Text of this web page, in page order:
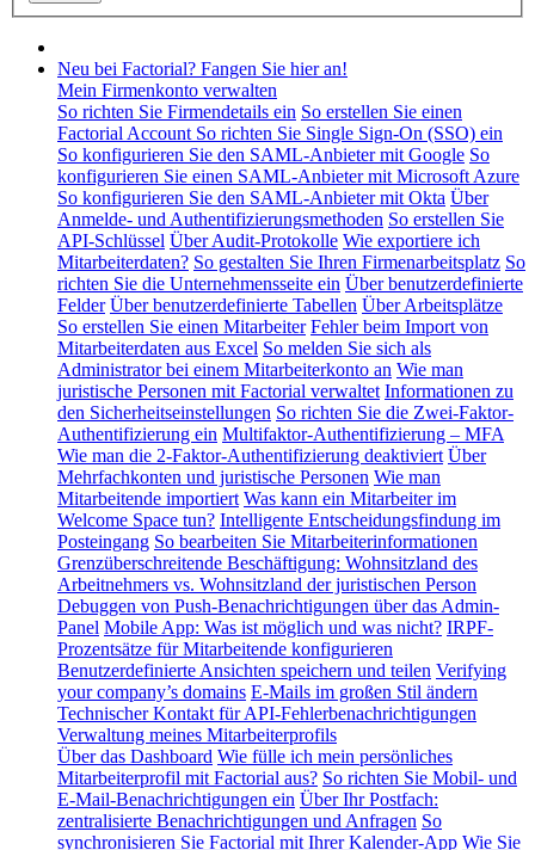
Neu bei Factorial? Fangen Sie hier an!
Mein Firmenkonto verwalten
So richten Sie Firmendetails ein So erstellen Sie einen
Factorial Account So richten Sie Single Sign-On (SSO) ein
So konfigurieren Sie den SAML-Anbieter mit Google So
konfigurieren Sie einen SAML-Anbieter mit Microsoft Azure
So konfigurieren Sie den SAML-Anbieter mit Okta Über
Anmelde- und Authentifizierungsmethoden So erstellen Sie
API-Schlüssel Über Audit-Protokolle Wie exportiere ich
Mitarbeiterdaten? So gestalten Sie Ihren Firmenarbeitsplatz So
richten Sie die Unternehmensseite ein Über benutzerdefinierte
Felder Über benutzerdefinierte Tabellen Über Arbeitsplätze
So erstellen Sie einen Mitarbeiter Fehler beim Import von
Mitarbeiterdaten aus Excel So melden Sie sich als
Administrator bei einem Mitarbeiterkonto an Wie man
juristische Personen mit Factorial verwaltet Informationen zu
den Sicherheitseinstellungen So richten Sie die Zwei-Faktor-
Authentifizierung ein Multifaktor-Authentifizierung – MFA
Wie man die 2-Faktor-Authentifizierung deaktiviert Über
Mehrfachkonten und juristische Personen Wie man
Mitarbeitende importiert Was kann ein Mitarbeiter im
Welcome Space tun? Intelligente Entscheidungsfindung im
Posteingang So bearbeiten Sie Mitarbeiterinformationen
Grenzüberschreitende Beschäftigung: Wohnsitzland des
Arbeitnehmers vs. Wohnsitzland der juristischen Person
Debuggen von Push-Benachrichtigungen über das Admin-
Panel Mobile App: Was ist möglich und was nicht? IRPF-
Prozentsätze für Mitarbeitende konfigurieren
Benutzerdefinierte Ansichten speichern und teilen Verifying
your company’s domains E-Mails im großen Stil ändern
Technischer Kontakt für API-Fehlerbenachrichtigungen
Verwaltung meines Mitarbeiterprofils
Über das Dashboard Wie fülle ich mein persönliches
Mitarbeiterprofil mit Factorial aus? So richten Sie Mobil- und
E-Mail-Benachrichtigungen ein Über Ihr Postfach:
zentralisierte Benachrichtigungen und Anfragen So
synchronisieren Sie Factorial mit Ihrer Kalender-App Wie Sie